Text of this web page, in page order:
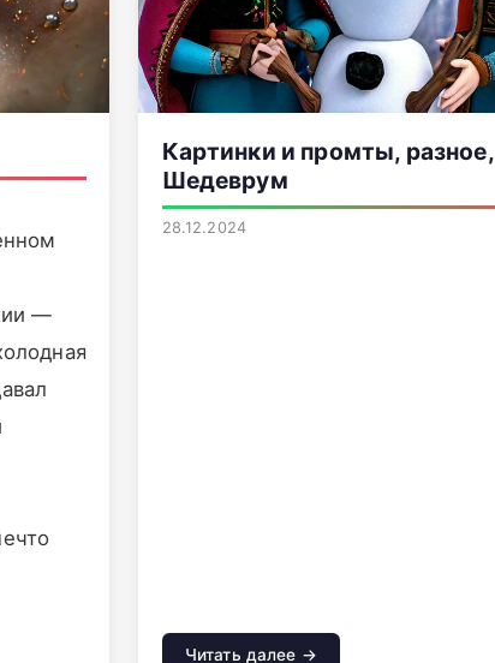
—
Картинки и промты, разное,
Шедеврум
28.12.2024
Читать далее →